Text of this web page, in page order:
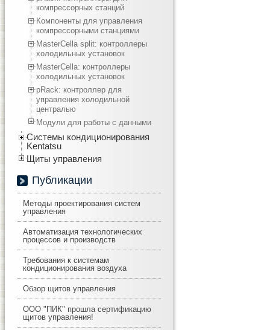
компрессорных станций
Компоненты для управления
компрессорными станциями
MasterCella split: контроллеры
холодильных установок
MasterCella: контроллеры
холодильных установок
pRack: контроллер для
управления холодильной
централью
Модули для работы с данными
Системы кондиционирования
Kentatsu
Щиты управления
Публикации
Методы проектирования систем
управления
Автоматизация технологических
процессов и производств
Требования к системам
кондиционирования воздуха
Обзор щитов управления
ООО "ПИК" прошла сертификацию
щитов управления!